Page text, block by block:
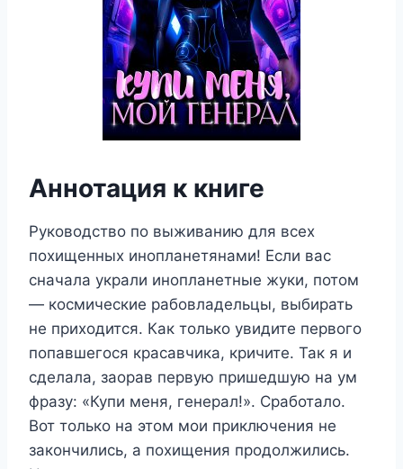
Аннотация к книге
Руководство по выживанию для всех
похищенных инопланетянами! Если вас
сначала украли инопланетные жуки, потом
— космические рабовладельцы, выбирать
не приходится. Как только увидите первого
попавшегося красавчика, кричите. Так я и
сделала, заорав первую пришедшую на ум
фразу: «Купи меня, генерал!». Сработало.
Вот только на этом мои приключения не
закончились, а похищения продолжились.